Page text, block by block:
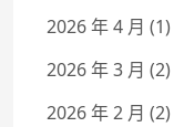
2026 年 4 月 (1)
2026 年 3 月 (2)
2026 年 2 月 (2)